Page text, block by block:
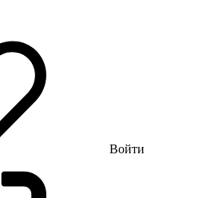
Войти